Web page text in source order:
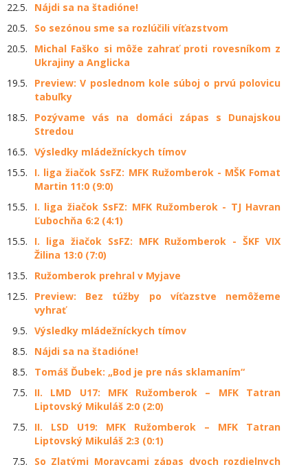
22.5.
Nájdi sa na štadióne!
20.5.
So sezónou sme sa rozlúčili víťazstvom
20.5.
Michal Faško si môže zahrať proti rovesníkom z
Ukrajiny a Anglicka
19.5.
Preview: V poslednom kole súboj o prvú polovicu
tabuľky
18.5.
Pozývame vás na domáci zápas s Dunajskou
Stredou
16.5. Výsledky mládežníckych tímov
15.5.
I. liga žiačok SsFZ: MFK Ružomberok - MŠK Fomat
Martin 11:0 (9:0)
15.5.
I. liga žiačok SsFZ: MFK Ružomberok - TJ Havran
Ľubochňa 6:2 (4:1)
15.5.
I. liga žiačok SsFZ: MFK Ružomberok - ŠKF VIX
Žilina 13:0 (7:0)
13.5.
Ružomberok prehral v Myjave
12.5.
Preview: Bez túžby po víťazstve nemôžeme
vyhrať
9.5. Výsledky mládežníckych tímov
8.5.
Nájdi sa na štadióne!
8.5.
Tomáš Ďubek: „Bod je pre nás sklamaním“
7.5.
II. LMD U17: MFK Ružomberok – MFK Tatran
Liptovský Mikuláš 2:0 (2:0)
7.5.
II. LSD U19: MFK Ružomberok – MFK Tatran
Liptovský Mikuláš 2:3 (0:1)
7.5.
So Zlatými Moravcami zápas dvoch rozdielnych